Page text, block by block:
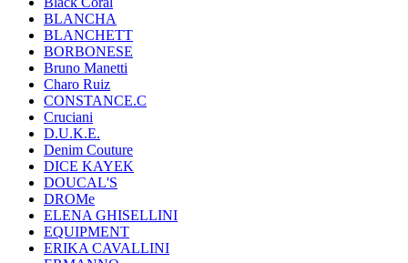
BLANCHA
BLANCHETT
BORBONESE
Bruno Manetti
Charo Ruiz
CONSTANCE.C
Cruciani
D.U.K.E.
Denim Couture
DICE KAYEK
DOUCAL'S
DROMe
ELENA GHISELLINI
EQUIPMENT
ERIKA CAVALLINI